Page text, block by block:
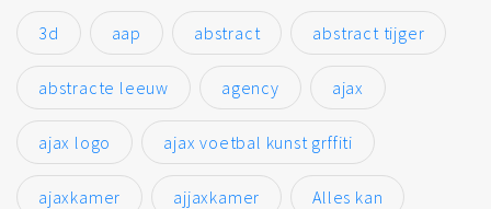
3d aap abstract abstract tijger
abstracte leeuw agency ajax
ajax logo ajax voetbal kunst grffiti
ajaxkamer ajjaxkamer Alles kan